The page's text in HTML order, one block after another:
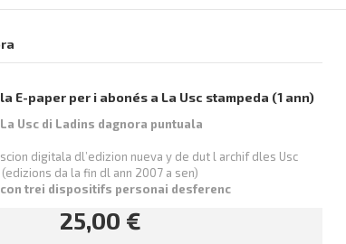
E-paper per i abonés a La Usc stampeda (1 ann)
La Usc di Ladins dagnora puntuala
digitala dl’edizion nueva y de dut l archif dles Usc
(edizions da la fin dl ann 2007 a sen)
trei dispositifs personai desferenc
25,00 €